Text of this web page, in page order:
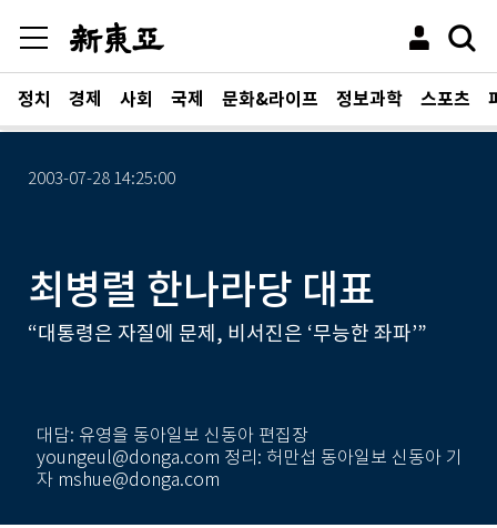
정치 경제 사회 국제 문화&라이프 정보과학 스포츠
2003-07-28 14:25:00
최병렬 한나라당 대표
“대통령은 자질에 문제, 비서진은 ‘무능한 좌파’”
대담: 유영을 동아일보 신동아 편집장
youngeul@donga.com 정리: 허만섭 동아일보 신동아 기
자 mshue@donga.com